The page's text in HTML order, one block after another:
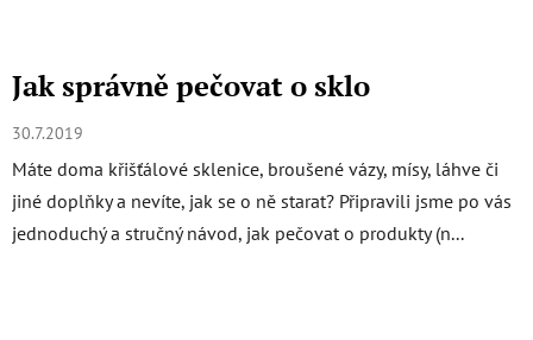
Jak správně pečovat o sklo
30.7.2019
Máte doma křišťálové sklenice, broušené vázy, mísy, láhve či
jiné doplňky a nevíte, jak se o ně starat? Připravili jsme po vás
jednoduchý a stručný návod, jak pečovat o produkty (n...